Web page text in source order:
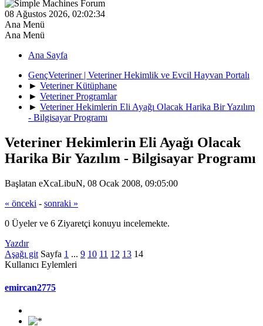
08 Ağustos 2026, 02:02:34
Ana Menü
Ana Menü
Ana Sayfa
GençVeteriner | Veteriner Hekimlik ve Evcil Hayvan Portalı
► Veteriner Kütüphane
► Veteriner Programlar
► Veteriner Hekimlerin Eli Ayağı Olacak Harika Bir Yazılım
- Bilgisayar Programı
Veteriner Hekimlerin Eli Ayağı Olacak
Harika Bir Yazılım - Bilgisayar Programı
Başlatan eXcaLibuN, 08 Ocak 2008, 09:05:00
« önceki - sonraki »
0 Üyeler ve 6 Ziyaretçi konuyu incelemekte.
Yazdır
Aşağı git Sayfa 1 ... 9 10 11 12 13 14
Kullanıcı Eylemleri
emircan2775